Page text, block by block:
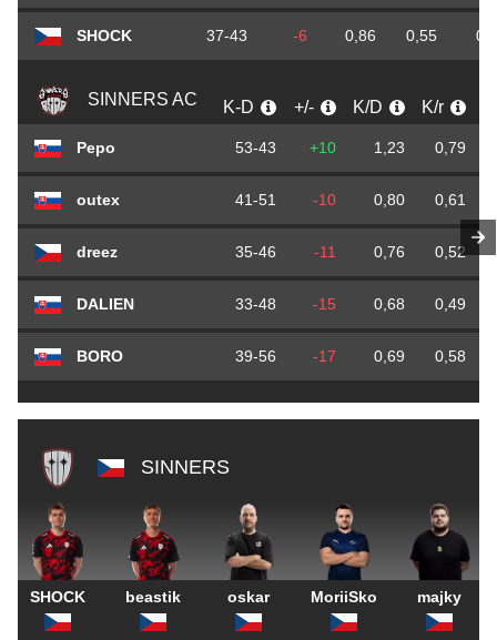
SHOCK 37-43 -6 0,86 0,55
SINNERS AC K-D +/- K/D K/r
Pepo 53-43 +10 1,23 0,79
outex 41-51 -10 0,80 0,61
dreez 35-46 -11 0,76 0,52
DALIEN 33-48 -15 0,68 0,49
BORO 39-56 -17 0,69 0,58
SINNERS
SHOCK beastik oskar MoriiSko majky